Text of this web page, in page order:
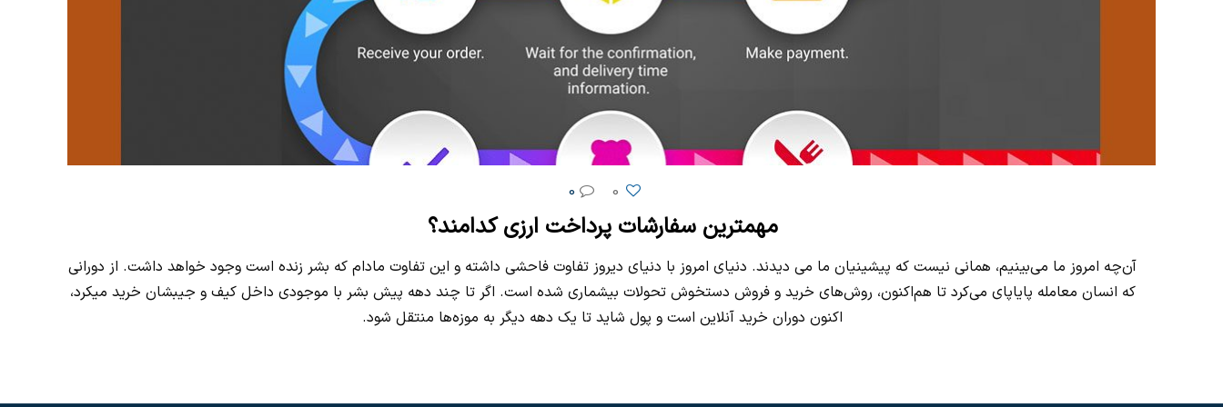
0
0
مهمترین سفارشات پرداخت ارزی کدامند؟
آن‌چه امروز ما می‌بینیم، همانی نیست که پیشینیان ما می دیدند. دنیای امروز با دنیای دیروز تفاوت فاحشی داشته و این تفاوت مادام که بشر زنده است وجود خواهد داشت. از دورانی
که انسان معامله پایاپای می‌کرد تا هم‌اکنون، روش‌های خرید و فروش دستخوش تحولات بیشماری شده است. اگر تا چند دهه پیش بشر با موجودی داخل کیف و جیبشان خرید میکرد،
اکنون دوران خرید آنلاین است و پول شاید تا یک دهه دیگر به موزه‌ها منتقل شود.